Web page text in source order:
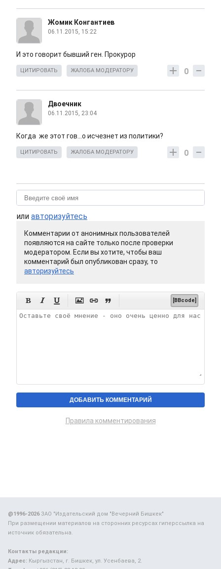
Жомик Конгантиев
06.11.2015, 15:22
И это говорит бывший ген. Прокурор
0
ЦИТИРОВАТЬ ЖАЛОБА МОДЕРАТОРУ
Двоечник
06.11.2015, 23:04
Когда же этот гов...о исчезнет из политики?
0
ЦИТИРОВАТЬ ЖАЛОБА МОДЕРАТОРУ
или авторизуйтесь
Комментарии от анонимных пользователей
появляются на сайте только после проверки
модератором. Если вы хотите, чтобы ваш
комментарий был опубликован сразу, то
авторизуйтесь
      [BBcode]
Правила комментирования
@1996-2026ЗАО "Издательский дом "Вечерний Бишкек"
При размещении материалов на сторонних ресурсах гиперссылка на
источник обязательна.
Контакты редакции:
Адрес: Кыргызстан, г. Бишкек, ул. Усенбаева, 2.